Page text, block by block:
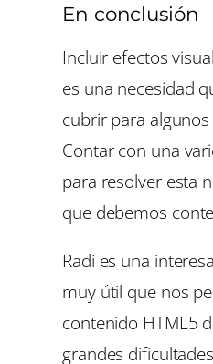
En conclusión
Incluir efectos
es una necesidad
cubrir para
Contar con una
para resolver esta
que debemos
Radi es una
muy útil que nos
contenido HTML5
grandes